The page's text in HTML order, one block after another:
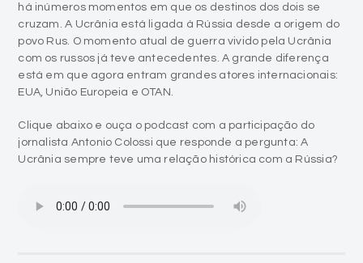
há inúmeros momentos em que os destinos dos dois se
cruzam. A Ucrânia está ligada à Rússia desde a origem do
povo Rus. O momento atual de guerra vivido pela Ucrânia
com os russos já teve antecedentes. A grande diferença
está em que agora entram grandes atores internacionais:
EUA, União Europeia e OTAN.
Clique abaixo e ouça o podcast com a participação do
jornalista Antonio Colossi que responde a pergunta: A
Ucrânia sempre teve uma relação histórica com a Rússia?